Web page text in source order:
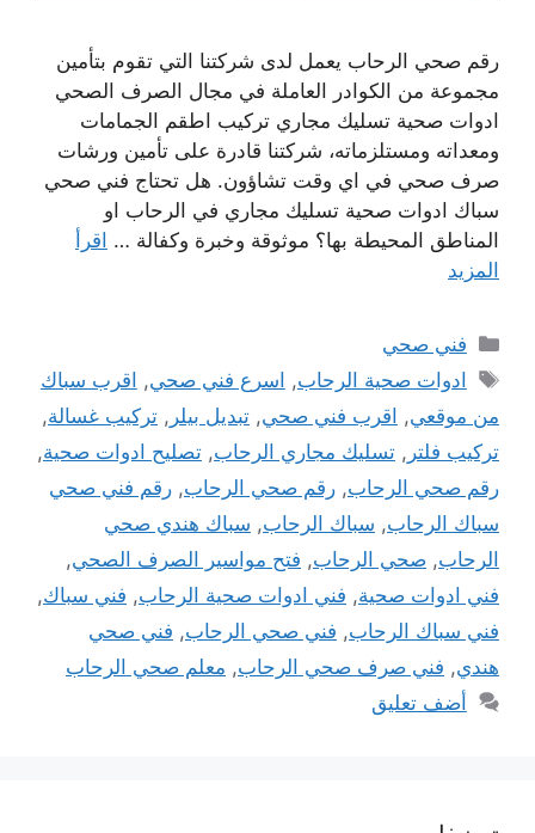
رقم صحي الرحاب يعمل لدى شركتنا التي تقوم بتأمين
مجموعة من الكوادر العاملة في مجال الصرف الصحي
ادوات صحية تسليك مجاري تركيب اطقم الجمامات
ومعداته ومستلزماته، شركتنا قادرة على تأمين ورشات
صرف صحي في اي وقت تشاؤون. هل تحتاج فني صحي
سباك ادوات صحية تسليك مجاري في الرحاب او
المناطق المحيطة بها؟ موثوقة وخبرة وكفالة … اقرأ
المزيد
التصنيفات
فني صحي
الوسوم
ادوات صحية الرحاب, اسرع فني صحي, اقرب سباك
من موقعي, اقرب فني صحي, تبديل بيلر , تركيب غسالة,
تركيب فلتر , تسليك مجاري الرحاب, تصليح ادوات صحية,
رقم صحي الرحاب, رقم صحي الرحاب, رقم فني صحي
سباك الرحاب, سباك الرحاب, سباك هندي صحي
الرحاب, صحي الرحاب, فتح مواسير الصرف الصحي,
فني ادوات صحية, فني ادوات صحية الرحاب, فني سباك,
فني سباك الرحاب, فني صحي الرحاب, فني صحي
هندي, فني صرف صحي الرحاب, معلم صحي الرحاب
أضف تعليق